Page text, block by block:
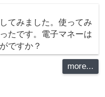
てみました。使ってみ
たです。電子マネーは
ですか？
more...